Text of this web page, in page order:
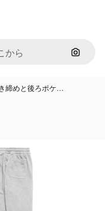
画像で
締めと後ろポケ…